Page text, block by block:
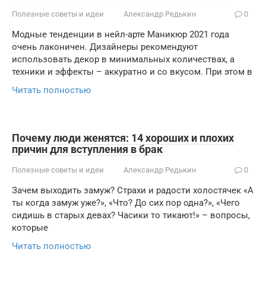
Полезные советы и идеи Александр Редькин 0
Модные тенденции в нейл-арте Маникюр 2021 года
очень лаконичен. Дизайнеры рекомендуют
использовать декор в минимальных количествах, а
техники и эффекты – аккуратно и со вкусом. При этом в
Читать полностью
Почему люди женятся: 14 хороших и плохих
причин для вступления в брак
Полезные советы и идеи Александр Редькин 0
Зачем выходить замуж? Страхи и радости холостячек «А
ты когда замуж уже?», «Что? До сих пор одна?», «Чего
сидишь в старых девах? Часики то тикают!» – вопросы,
которые
Читать полностью